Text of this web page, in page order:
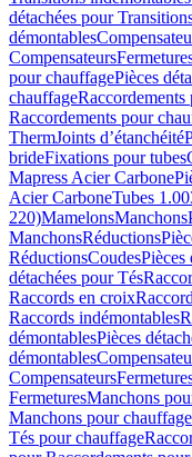
détachées pour
démontables
Compensateurs
pour chauffagePièces
chauffage
Raccordements pour
ThermJoints d’étanchéité
brideFixations pour tubes
Mapress Acier Carbone
Acier CarboneTubes
220)MamelonsManchons
ManchonsRéductions
RéductionsCoudesPièces
détachées pour Tés
Raccords en croix
Raccords indémontables
démontablesPièces
démontables
Compensateurs
FermeturesManchons
Manchons pour chauffage
Tés pour chauffage